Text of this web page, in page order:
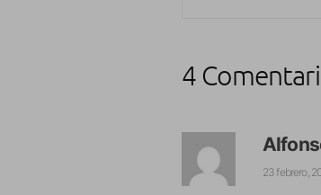
4
23 febrero,